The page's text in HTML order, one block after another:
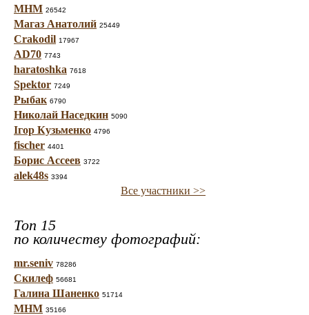
МНМ 26542
Магаз Анатолий 25449
Crakodil 17967
AD70 7743
haratoshka 7618
Spektor 7249
Рыбак 6790
Николай Наседкин 5090
Ігор Кузьменко 4796
fischer 4401
Борис Ассеев 3722
alek48s 3394
Все участники >>
Топ 15
по количеству фотографий:
mr.seniv 78286
Скилеф 56681
Галина Шаненко 51714
МНМ 35166